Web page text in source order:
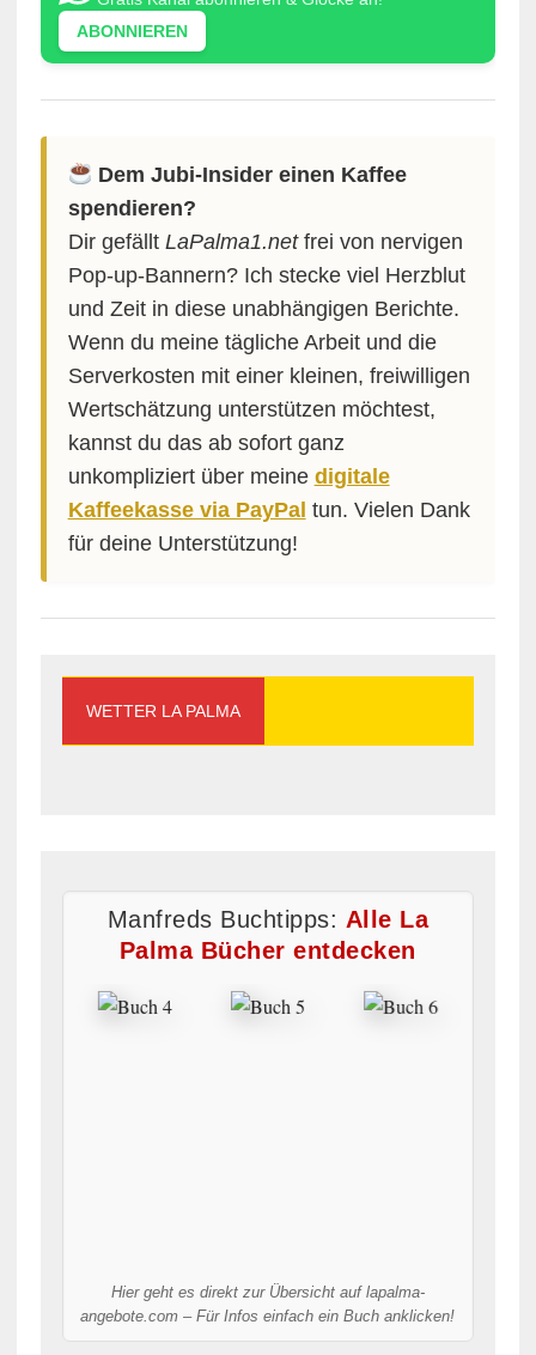
ABONNIEREN
Dem Jubi-Insider einen Kaffee
spendieren?
Dir gefällt LaPalma1.netfrei von nervigen
Pop-up-Bannern? Ich stecke viel Herzblut
und Zeit in diese unabhängigen Berichte.
Wenn du meine tägliche Arbeit und die
Serverkosten mit einer kleinen, freiwilligen
Wertschätzung unterstützen möchtest,
kannst du das ab sofort ganz
unkompliziert über meine digitale
Kaffeekasse via PayPal tun. Vielen Dank
für deine Unterstützung!
WETTER LA PALMA
Manfreds Buchtipps: Alle La
Palma Bücher entdecken
Hier geht es direkt zur Übersicht auf lapalma-
angebote.com – Für Infos einfach ein Buch anklicken!